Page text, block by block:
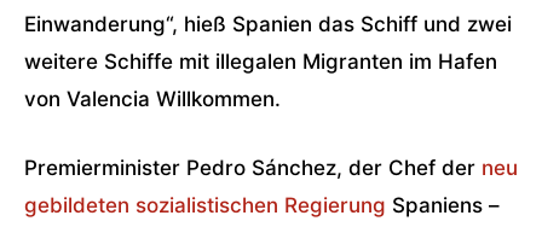
Einwanderung“, hieß Spanien das Schiff und zwei
weitere Schiffe mit illegalen Migranten im Hafen
von Valencia Willkommen.
Premierminister Pedro Sánchez, der Chef der neu
gebildeten sozialistischen Regierung Spaniens –